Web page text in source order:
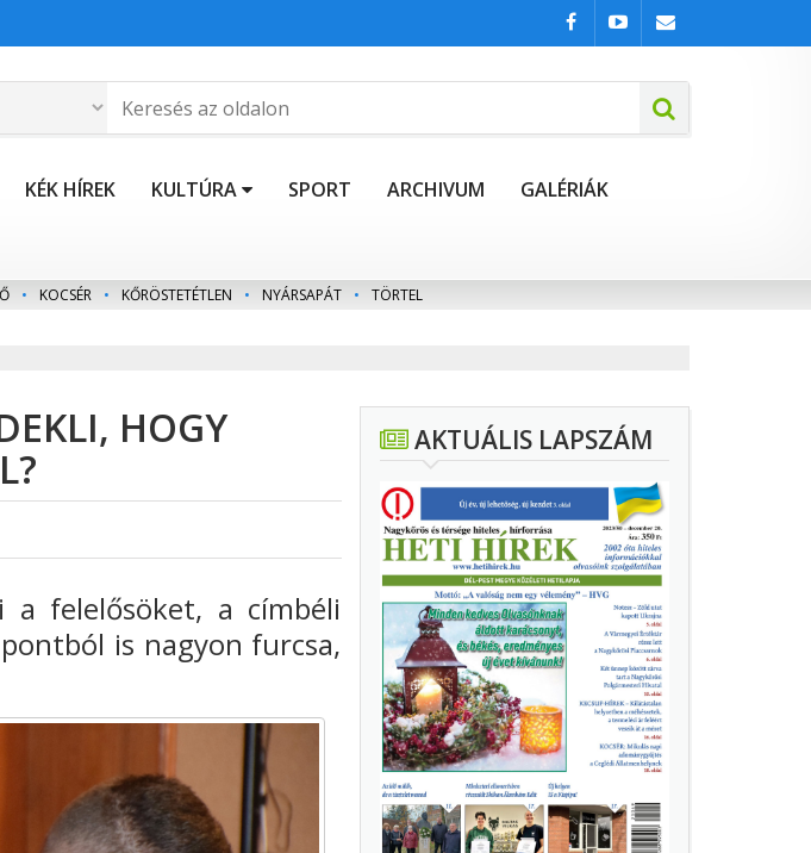
KÉK HÍREK KULTÚRA SPORT ARCHIVUM GALÉRIÁK
• KOCSÉR • KŐRÖSTETÉTLEN • NYÁRSAPÁT • TÖRTEL
HOGY
a felelősöket, a címbéli
is nagyon furcsa,
AKTUÁLIS LAPSZÁM